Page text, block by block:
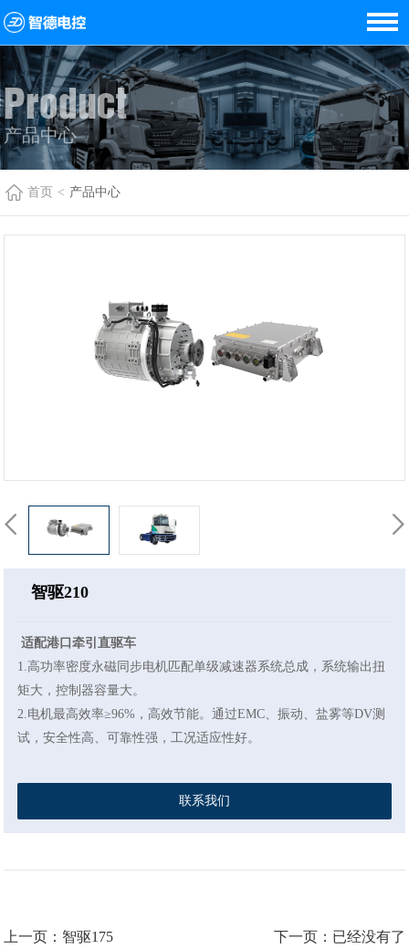
Product
产品中心
首页 < 产品中心
智驱210
适配港口牵引直驱车
1.高功率密度永磁同步电机匹配单级减速器系统总成，系统输出扭
矩大，控制器容量大。
2.电机最高效率≥96%，高效节能。通过EMC、振动、盐雾等DV测
试，安全性高、可靠性强，工况适应性好。
联系我们
上一页：智驱175 下一页：已经没有了